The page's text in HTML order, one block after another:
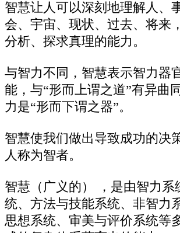
智慧让人可以深刻地理解人、
会、宇宙、现状、过去、将来
分析、探求真理的能力。
与智力不同，智慧表示智力器
能，与“形而上谓之道”有异曲
力是“形而下谓之器”。
智慧使我们做出导致成功的决
人称为智者。
智慧（广义的） ，是由智力系
统、方法与技能系统、非智力
思想系统、审美与评价系统等